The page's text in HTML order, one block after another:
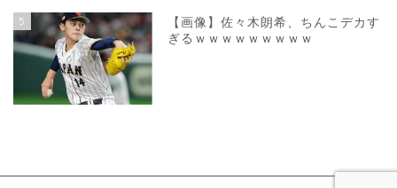
5
【画像】佐々木朗希、ちんこデカす
ぎるｗｗｗｗｗｗｗｗｗ